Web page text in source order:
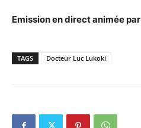
Emission en direct animée
TAGS Docteur Luc Lukoki